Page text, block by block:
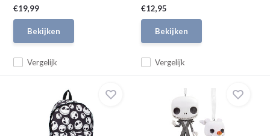
Vergelijk
€19,99
Bekijken
Vergelijk
€12,95
Bekijken